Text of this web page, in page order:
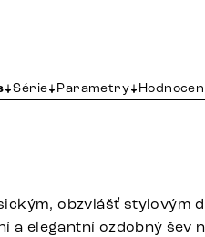
Série Parametry
obzvlášť stylovým
a elegantní ozdobný